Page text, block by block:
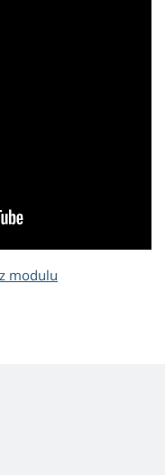
modulu